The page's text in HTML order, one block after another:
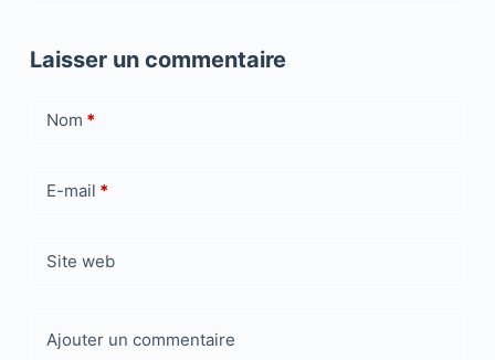
Laisser un commentaire
Nom *
E-mail *
Site web
Ajouter un commentaire